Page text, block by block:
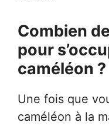
Combien
pour
caméléon ?
Une fois que
caméléon à la